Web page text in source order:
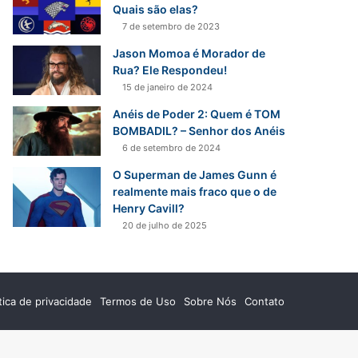
p
r
:
Quais são elas?
7 de setembro de 2023
Jason Momoa é Morador de
Rua? Ele Respondeu!
15 de janeiro de 2024
Anéis de Poder 2: Quem é TOM
BOMBADIL? – Senhor dos Anéis
6 de setembro de 2024
O Superman de James Gunn é
realmente mais fraco que o de
Henry Cavill?
20 de julho de 2025
de privacidade Termos de Uso Sobre Nós Contato